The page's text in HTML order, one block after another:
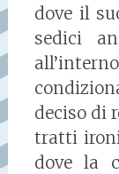
dove il
sedici
deciso di
tratti
dove la